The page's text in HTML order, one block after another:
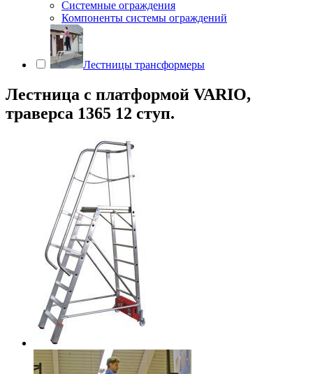
Системные ограждения
Компоненты системы ограждений
Лестницы трансформеры
Лестница с платформой VARIO,
траверса 1365 12 ступ.